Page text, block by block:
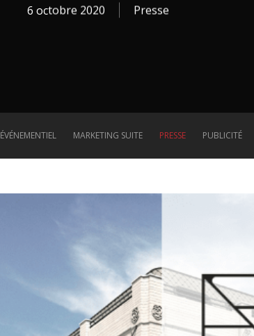
6 octobre 2020 Presse
ÉVÉNEMENTIEL MARKETING SUITE PRESSE PUBLICITÉ